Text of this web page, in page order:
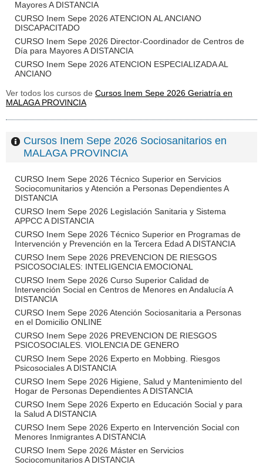
Mayores A DISTANCIA
CURSO Inem Sepe 2026 ATENCION AL ANCIANO
DISCAPACITADO
CURSO Inem Sepe 2026 Director-Coordinador de Centros de
Día para Mayores A DISTANCIA
CURSO Inem Sepe 2026 ATENCION ESPECIALIZADA AL
ANCIANO
Ver todos los cursos de Cursos Inem Sepe 2026 Geriatría en
MALAGA PROVINCIA
Cursos Inem Sepe 2026 Sociosanitarios en
MALAGA PROVINCIA
CURSO Inem Sepe 2026 Técnico Superior en Servicios
Sociocomunitarios y Atención a Personas Dependientes A
DISTANCIA
CURSO Inem Sepe 2026 Legislación Sanitaria y Sistema
APPCC A DISTANCIA
CURSO Inem Sepe 2026 Técnico Superior en Programas de
Intervención y Prevención en la Tercera Edad A DISTANCIA
CURSO Inem Sepe 2026 PREVENCION DE RIESGOS
PSICOSOCIALES: INTELIGENCIA EMOCIONAL
CURSO Inem Sepe 2026 Curso Superior Calidad de
Intervención Social en Centros de Menores en Andalucía A
DISTANCIA
CURSO Inem Sepe 2026 Atención Sociosanitaria a Personas
en el Domicilio ONLINE
CURSO Inem Sepe 2026 PREVENCION DE RIESGOS
PSICOSOCIALES. VIOLENCIA DE GENERO
CURSO Inem Sepe 2026 Experto en Mobbing. Riesgos
Psicosociales A DISTANCIA
CURSO Inem Sepe 2026 Higiene, Salud y Mantenimiento del
Hogar de Personas Dependientes A DISTANCIA
CURSO Inem Sepe 2026 Experto en Educación Social y para
la Salud A DISTANCIA
CURSO Inem Sepe 2026 Experto en Intervención Social con
Menores Inmigrantes A DISTANCIA
CURSO Inem Sepe 2026 Máster en Servicios
Sociocomunitarios A DISTANCIA